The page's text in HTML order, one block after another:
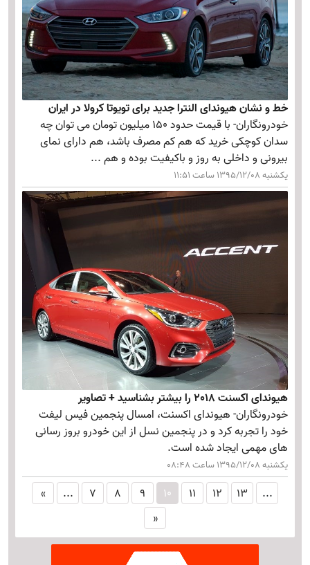
خط و نشان هیوندای النترا جدید برای تویوتا کرولا در ایران
خودرونگاران- با قیمت حدود 150 میلیون تومان می توان چه
سدان کوچکی خرید که هم کم مصرف باشد، هم دارای نمای
بیرونی و داخلی به روز و باکیفیت بوده و هم ...
یکشنبه 1395/12/08 ساعت 11:51
هیوندای اکسنت 2018 را بیشتر بشناسید + تصاویر
خودرونگاران- هیوندای اکسنت، امسال پنجمین فیس لیفت
خود را تجربه کرد و در پنجمین نسل از این خودرو بروز رسانی
های مهمی ایجاد شده است.
یکشنبه 1395/12/08 ساعت 08:48
« ... 7 8 9 10 11 12 13
...
»